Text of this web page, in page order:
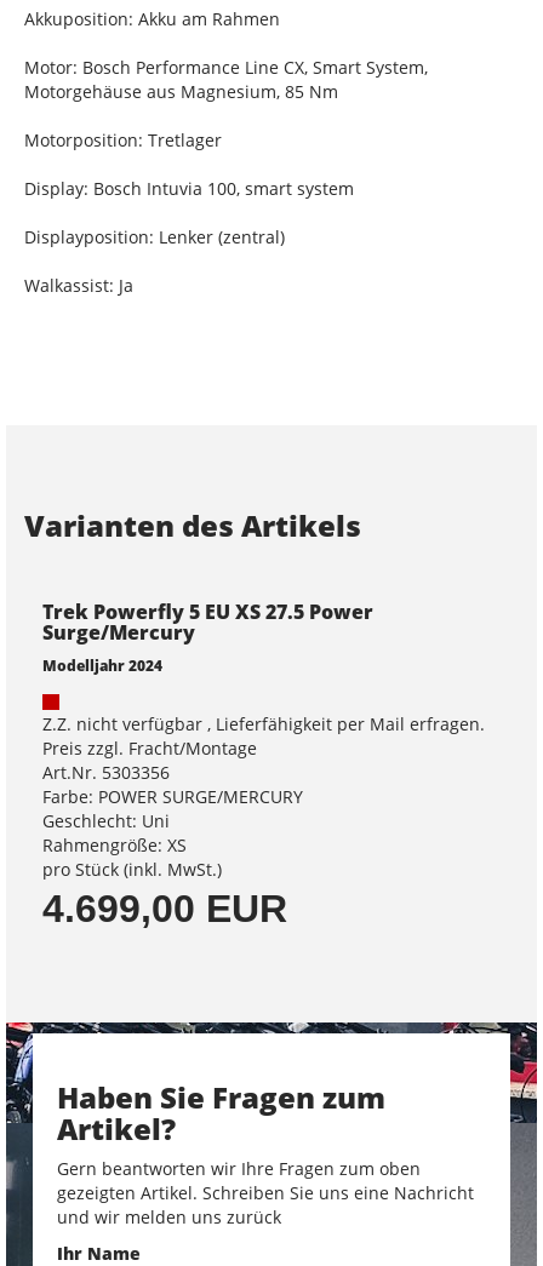
Akkuposition: Akku am Rahmen
Motor: Bosch Performance Line CX, Smart System,
Motorgehäuse aus Magnesium, 85 Nm
Motorposition: Tretlager
Display: Bosch Intuvia 100, smart system
Displayposition: Lenker (zentral)
Walkassist: Ja
Varianten des Artikels
Trek Powerfly 5 EU XS 27.5 Power
Surge/Mercury
Modelljahr 2024
Z.Z. nicht verfügbar , Lieferfähigkeit per Mail erfragen.
Preis zzgl. Fracht/Montage
Art.Nr. 5303356
Farbe: POWER SURGE/MERCURY
Geschlecht: Uni
Rahmengröße: XS
pro Stück (inkl. MwSt.)
4.699,00 EUR
Haben Sie Fragen zum
Artikel?
Gern beantworten wir Ihre Fragen zum oben
gezeigten Artikel. Schreiben Sie uns eine Nachricht
und wir melden uns zurück
Ihr Name